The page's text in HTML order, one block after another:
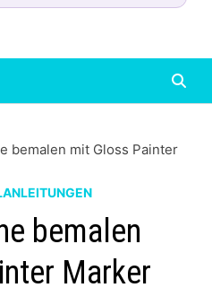
bemalen mit Gloss Painter
bemalen
Marker